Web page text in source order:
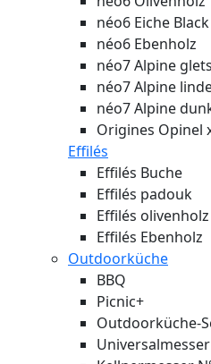
néo6 Eiche Black
néo6 Ebenholz
néo7 Alpine
néo7 Alpine
néo7 Alpine
Origines Opinel
Effilés
Effilés Buche
Effilés padouk
Effilés olivenholz
Effilés Ebenholz
Outdoorküche
BBQ
Picnic+
Outdoorküche-